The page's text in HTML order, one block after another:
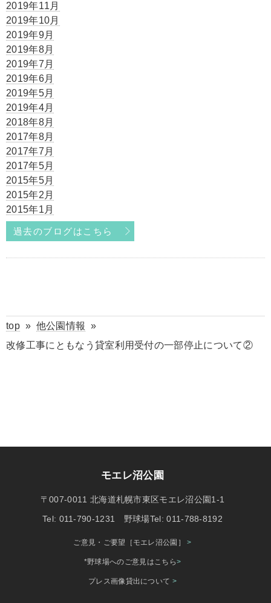
2019年11月
2019年10月
2019年9月
2019年8月
2019年7月
2019年6月
2019年5月
2019年4月
2018年8月
2017年8月
2017年7月
2017年5月
2015年5月
2015年2月
2015年1月
過去のブログはこちら
top» 他公園情報
»
改修工事にともなう貸室利用受付の一部停止について②
モエレ沼公園
〒007-0011 北海道札幌市東区モエレ沼公園1-1
Tel: 011-790-1231 野球場Tel: 011-788-8192
ご意見・ご要望［モエレ沼公園］>
*野球場へのご意見はこちら>
プレス画像貸出について >